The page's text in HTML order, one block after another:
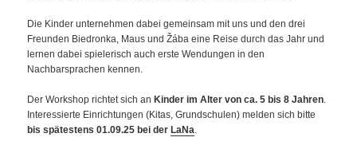
Die Kinder unternehmen dabei gemeinsam mit uns und den drei
Freunden Biedronka, Maus und Žába eine Reise durch das Jahr und
lernen dabei spielerisch auch erste Wendungen in den
Nachbarsprachen kennen.
Der Workshop richtet sich an Kinder im Alter von ca. 5 bis 8 Jahren.
Interessierte Einrichtungen (Kitas, Grundschulen) melden sich bitte
bis spätestens 01.09.25 bei der LaNa.